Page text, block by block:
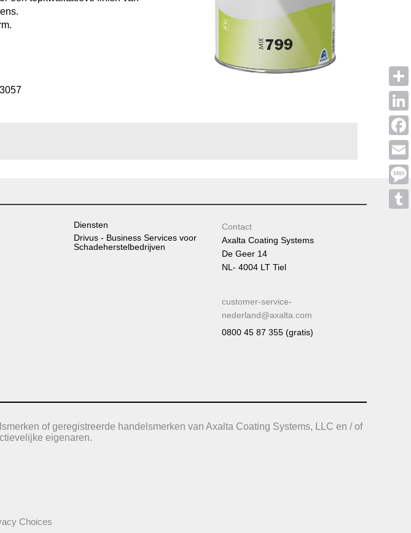
Email
Diensten
Drivus - Business Services voor
Schadeherstelbedrijven
Contact
Axalta Coating Systems
De Geer 14
NL- 4004 LT Tiel
customer-service-
nederland@axalta.com
0800 45 87 355 (gratis)
of geregistreerde handelsmerken van Axalta Coating Systems, LLC en / of
eigenaren.
Choices